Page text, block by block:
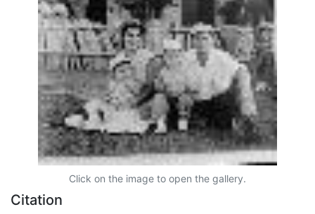
Click on the image to open the gallery.
Citation